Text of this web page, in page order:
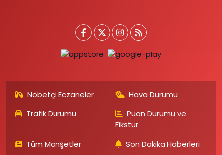
Nöbetçi Eczaneler
Hava Durumu
Trafik Durumu
Puan Durumu ve
Fikstür
Tüm Manşetler
Son Dakika Haberleri